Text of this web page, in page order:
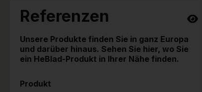
Referenzen
Unsere Produkte finden Sie in ganz Europa
und darüber hinaus. Sehen Sie hier, wo Sie
ein HeBlad-Produkt in Ihrer Nähe finden.
Produkt